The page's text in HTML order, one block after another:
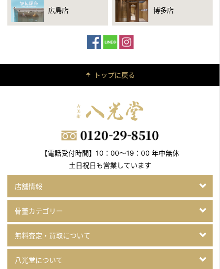
YouTube「古民家のお宝を銀座で鑑定したら〇〇万円になりまし
た」
YouTube「実家にある高い物を持参して”宝を査定”」
フジテレビ「世界の何だコレ！？ミステリー」2時間SP
2021年2月5日放送
テレビ東京「所さんの学校では教えてくれないそこんトコロ！」
日本テレビ「月曜から夜ふかし」
BSテレビ東京「一軒家まるごと壊す！」
2021年12月23日放送
フジテレビ「世界の何だコレ!?ミステリー」
広島店 博多店
トップに戻る
【電話受付時間】10：00～19：00 年中無休
土日祝日も営業しています
店舗情報
骨董カテゴリー
無料査定・買取について
八光堂について